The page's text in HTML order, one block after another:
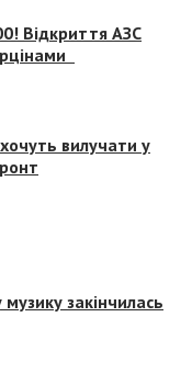
Відкриття АЗС
вилучати у
закінчилась